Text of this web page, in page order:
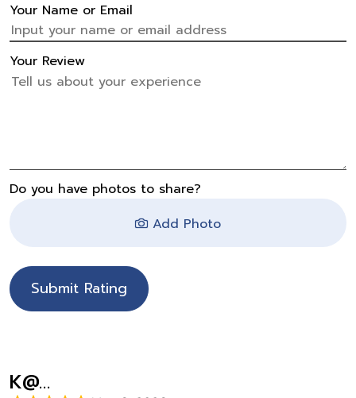
Your Name or Email
Your Review
Do you have photos to share?
Add Photo
Submit Rating
K@…